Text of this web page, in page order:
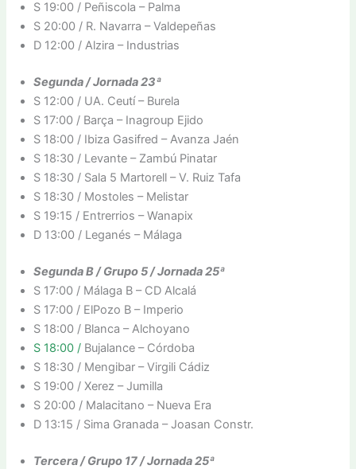
S 19:00 / Peñiscola – Palma
S 20:00 / R. Navarra – Valdepeñas
D 12:00 / Alzira – Industrias
Segunda / Jornada 23ª
S 12:00 / UA. Ceutí – Burela
S 17:00 / Barça – Inagroup Ejido
S 18:00 / Ibiza Gasifred – Avanza Jaén
S 18:30 / Levante – Zambú Pinatar
S 18:30 / Sala 5 Martorell – V. Ruiz Tafa
S 18:30 / Mostoles – Melistar
S 19:15 / Entrerrios – Wanapix
D 13:00 / Leganés – Málaga
Segunda B / Grupo 5 / Jornada 25ª
S 17:00 / Málaga B – CD Alcalá
S 17:00 / ElPozo B – Imperio
S 18:00 / Blanca – Alchoyano
S 18:00 / Bujalance – Córdoba
S 18:30 / Mengibar – Virgili Cádiz
S 19:00 / Xerez – Jumilla
S 20:00 / Malacitano – Nueva Era
D 13:15 / Sima Granada – Joasan Constr.
Tercera / Grupo 17 / Jornada 25ª